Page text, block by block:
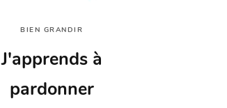
BIEN GRANDIR
J'apprends à
pardonner